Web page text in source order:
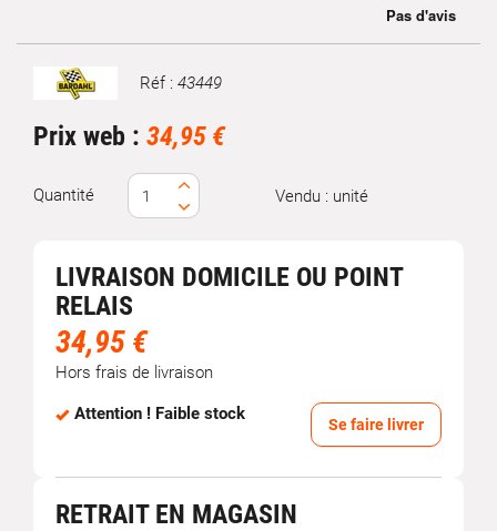
Marque Réf : 43449
Prix web : 34,95 €
Quantité Vendu : unité
LIVRAISON DOMICILE OU POINT
RELAIS
34,95 €
Hors frais de livraison
Attention ! Faible stock
Se faire livrer
RETRAIT EN MAGASIN